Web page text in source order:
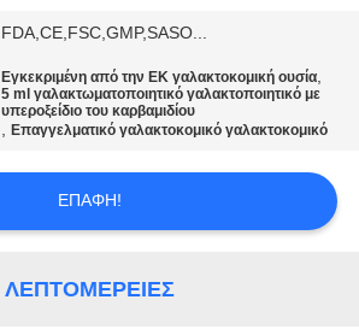
FDA,CE,FSC,GMP,SASO...
Εγκεκριμένη από την ΕΚ γαλακτοκομική ουσία,
5 ml γαλακτωματοποιητικό γαλακτοποιητικό με
υπεροξείδιο του καρβαμιδίου
,Επαγγελματικό γαλακτοκομικό γαλακτοκομικό
ΕΠΑΦΉ!
ΛΕΠΤΟΜΈΡΕΙΕΣ